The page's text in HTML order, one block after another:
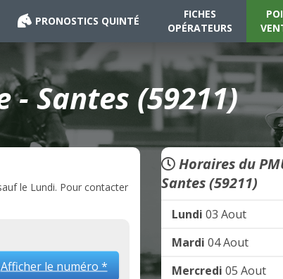
PRONOSTICS QUINTÉ
FICHES
OPÉRATEURS
- Santes (59211)
le Lundi. Pour contacter
Afficher le numéro *
Horaires du
Santes (59211)
Lundi 03 Aout
Mardi 04 Aout
Mercredi 05 Aout